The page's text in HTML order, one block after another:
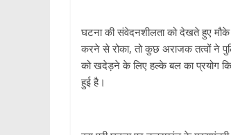
​घटना की संवेदनशीलता को देखते हुए
करने से रोका, तो कुछ अराजक तत्वों ने
को खदेड़ने के लिए हल्के बल का प्रयोग
हुई है।